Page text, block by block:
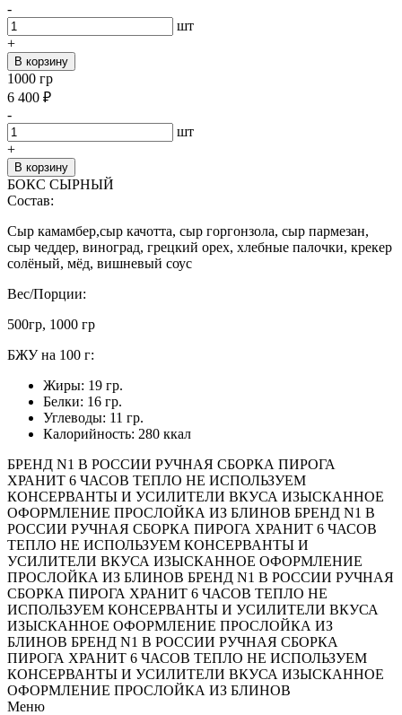
-
шт
+
В корзину
1000 гр
6 400 ₽
-
шт
+
В корзину
БОКС СЫРНЫЙ
Состав:
Сыр камамбер,сыр качотта, сыр горгонзола, сыр пармезан,
сыр чеддер, виноград, грецкий орех, хлебные палочки, крекер
солёный, мёд, вишневый соус
Вес/Порции:
500гр, 1000 гр
БЖУ на 100 г:
Жиры: 19 гр.
Белки: 16 гр.
Углеводы: 11 гр.
Калорийность: 280 ккал
БРЕНД N1 В РОССИИ РУЧНАЯ СБОРКА ПИРОГА
ХРАНИТ 6 ЧАСОВ ТЕПЛО НЕ ИСПОЛЬЗУЕМ
КОНСЕРВАНТЫ И УСИЛИТЕЛИ ВКУСА ИЗЫСКАННОЕ
ОФОРМЛЕНИЕ ПРОСЛОЙКА ИЗ БЛИНОВ БРЕНД N1 В
РОССИИ РУЧНАЯ СБОРКА ПИРОГА ХРАНИТ 6 ЧАСОВ
ТЕПЛО НЕ ИСПОЛЬЗУЕМ КОНСЕРВАНТЫ И
УСИЛИТЕЛИ ВКУСА ИЗЫСКАННОЕ ОФОРМЛЕНИЕ
ПРОСЛОЙКА ИЗ БЛИНОВ БРЕНД N1 В РОССИИ РУЧНАЯ
СБОРКА ПИРОГА ХРАНИТ 6 ЧАСОВ ТЕПЛО НЕ
ИСПОЛЬЗУЕМ КОНСЕРВАНТЫ И УСИЛИТЕЛИ ВКУСА
ИЗЫСКАННОЕ ОФОРМЛЕНИЕ ПРОСЛОЙКА ИЗ
БЛИНОВ БРЕНД N1 В РОССИИ РУЧНАЯ СБОРКА
ПИРОГА ХРАНИТ 6 ЧАСОВ ТЕПЛО НЕ ИСПОЛЬЗУЕМ
КОНСЕРВАНТЫ И УСИЛИТЕЛИ ВКУСА ИЗЫСКАННОЕ
ОФОРМЛЕНИЕ ПРОСЛОЙКА ИЗ БЛИНОВ
Меню